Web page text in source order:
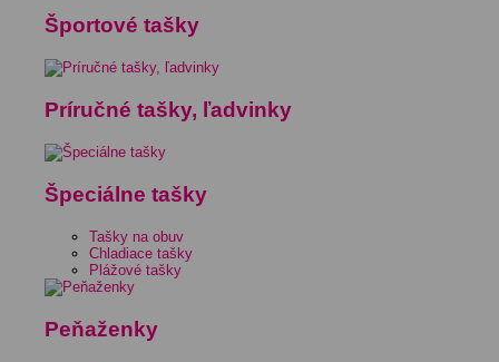
Športové tašky
Príručné tašky, ľadvinky
Špeciálne tašky
Tašky na obuv
Chladiace tašky
Plážové tašky
Peňaženky